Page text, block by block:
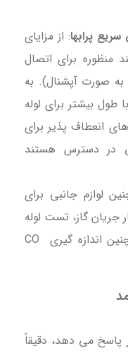
پرابها: از مزایای
برای اتصال
به صورت آپشنال). به
طول بیشتر برای لوله
انعطاف پذیر برای
در دسترس هستند
لوازم جانبی برای
جریان گاز، تست لوله
گاز، اندازه گیری اختلاف دما و همچنین اندازه گیری CO
پاسخ می دهد، دقیقاً